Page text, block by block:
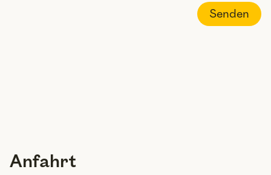
Senden
Anfahrt